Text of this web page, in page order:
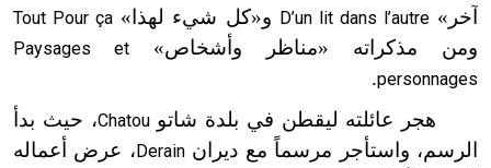
آخر»D’un lit dans l’autre و«كل شيء لهذا» Tout Pour ça
ومن مذكراته «مناظر وأشخاص» Paysages et
personnages
.
هجر عائلته ليقطن في بلدة شاتوChatou، حيث بدأ
الرسم، واستأجر مرسماً مع ديرانDerain ، عرض أعماله